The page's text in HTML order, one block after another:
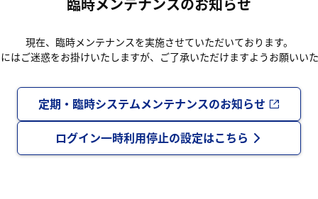
臨時メンテナンスのお知らせ
現在、臨時メンテナンスを実施させていただいております。
はご迷惑をお掛けいたしますが、ご了承いただけますようお願いい
定期・臨時システムメンテナンスのお知らせ
ログイン一時利用停止の設定はこちら